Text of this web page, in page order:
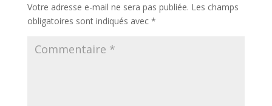
Votre adresse e-mail ne sera pas publiée. Les champs
obligatoires sont indiqués avec *